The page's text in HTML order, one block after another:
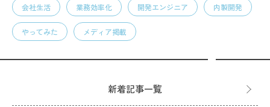
会社生活 業務効率化 開発エンジニア 内製開発
やってみた メディア掲載
新着記事一覧